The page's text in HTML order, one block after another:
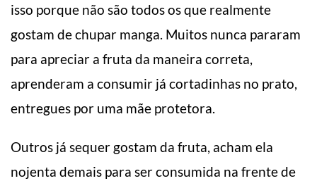
isso porque não são todos os que realmente
gostam de chupar manga. Muitos nunca pararam
para apreciar a fruta da maneira correta,
aprenderam a consumir já cortadinhas no prato,
entregues por uma mãe protetora.
Outros já sequer gostam da fruta, acham ela
nojenta demais para ser consumida na frente de